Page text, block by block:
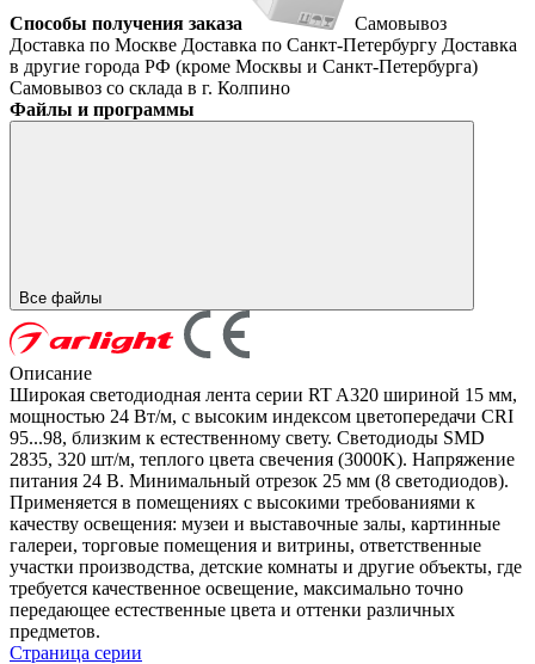
Способы получения заказа
Самовывоз
Доставка по Москве Доставка по Санкт-Петербургу Доставка
в другие города РФ (кроме Москвы и Санкт-Петербурга)
Самовывоз со склада в г. Колпино
Файлы и программы
Все файлы
Описание
Широкая светодиодная лента серии RT A320 шириной 15 мм,
мощностью 24 Вт/м, с высоким индексом цветопередачи CRI
95...98, близким к естественному свету. Светодиоды SMD
2835, 320 шт/м, теплого цвета свечения (3000K). Напряжение
питания 24 В. Минимальный отрезок 25 мм (8 светодиодов).
Применяется в помещениях с высокими требованиями к
качеству освещения: музеи и выставочные залы, картинные
галереи, торговые помещения и витрины, ответственные
участки производства, детские комнаты и другие объекты, где
требуется качественное освещение, максимально точно
передающее естественные цвета и оттенки различных
предметов.
Страница серии